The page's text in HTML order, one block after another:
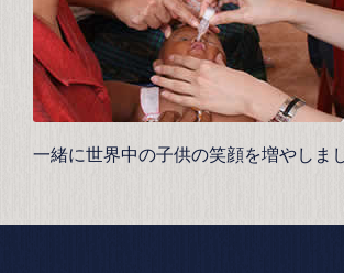
一緒に世界中の子供の笑顔を増やしま